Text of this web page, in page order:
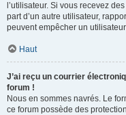
l’utilisateur. Si vous recevez
part d’un autre utilisateur,
peuvent empêcher un
Haut
J’ai reçu un courrier
forum !
Nous en sommes navrés. Le
ce forum possède des